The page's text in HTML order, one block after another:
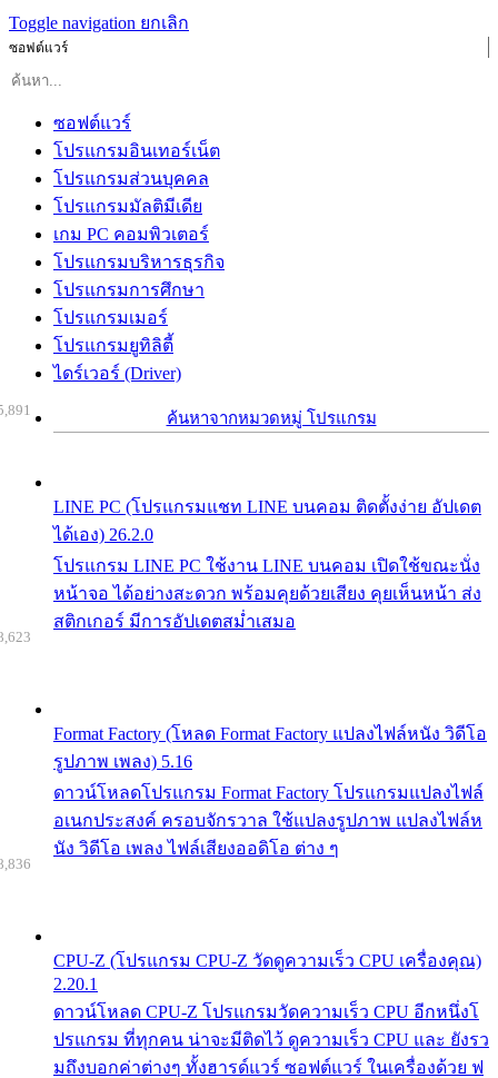
Toggle navigation ยกเลิก
ซอฟต์แวร์
ซอฟต์แวร์
โปรแกรมอินเทอร์เน็ต
โปรแกรมส่วนบุคคล
โปรแกรมมัลติมีเดีย
เกม PC คอมพิวเตอร์
โปรแกรมบริหารธุรกิจ
โปรแกรมการศึกษา
โปรแกรมเมอร์
โปรแกรมยูทิลิตี้
ไดร์เวอร์ (Driver)
ค้นหาจากหมวดหมู่ โปรแกรม
LINE PC (โปรแกรมแชท LINE บนคอม ติดตั้งง่าย อัปเดต
ได้เอง) 26.2.0
โปรแกรม LINE PC ใช้งาน LINE บนคอม เปิดใช้ขณะนั่ง
หน้าจอ ได้อย่างสะดวก พร้อมคุยด้วยเสียง คุยเห็นหน้า ส่ง
สติกเกอร์ มีการอัปเดตสม่ำเสมอ
Format Factory (โหลด Format Factory แปลงไฟล์หนัง วิดีโอ
รูปภาพ เพลง) 5.16
ดาวน์โหลดโปรแกรม Format Factory โปรแกรมแปลงไฟล์
อเนกประสงค์ ครอบจักรวาล ใช้แปลงรูปภาพ แปลงไฟล์ห
นัง วิดีโอ เพลง ไฟล์เสียงออดิโอ ต่าง ๆ
CPU-Z (โปรแกรม CPU-Z วัดดูความเร็ว CPU เครื่องคุณ)
2.20.1
ดาวน์โหลด CPU-Z โปรแกรมวัดความเร็ว CPU อีกหนึ่งโ
ปรแกรม ที่ทุกคน น่าจะมีติดไว้ ดูความเร็ว CPU และ ยังรว
มถึงบอกค่าต่างๆ ทั้งฮารด์แวร์ ซอฟต์แวร์ ในเครื่องด้วย ฟ